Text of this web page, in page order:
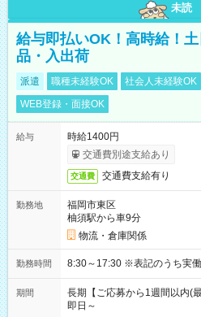
未読
給与即払いOK！高時給！
品・入出荷
派遣 職種未経験OK 社会人未経験OK
WEB登録・面接OK
給与
時給1400円
交通費別途支給あり
交通費 交通費支給有り
勤務地
福岡市東区
柚須駅から車9分
物流・倉庫関係
勤務時間 8:30～17:30 ※表記のう
期間
長期【ご応募から1週間以内(
即日～